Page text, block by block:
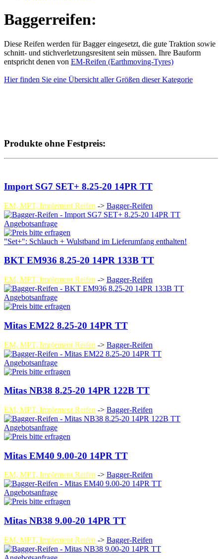
Baggerreifen:
Diese Reifen werden für Bagger eingesetzt, die gute Traktion sowie
schnitt- und stichverletzungsresitent sein müssen. Ihre Bauform
entspricht denen von EM-Reifen (Earthmoving-Tyres)
Hier finden Sie eine Übersicht aller Größen dieser Kategorie
Produkte ohne Festpreis:
Import SG7 SET+ 8.25-20 14PR TT
EM, MPT, Implement Reifen -> Bagger-Reifen
Angebotsanfrage
"Set+": Schlauch + Wulstband im Lieferumfang enthalten!
BKT EM936 8.25-20 14PR 133B TT
EM, MPT, Implement Reifen -> Bagger-Reifen
Angebotsanfrage
Mitas EM22 8.25-20 14PR TT
EM, MPT, Implement Reifen -> Bagger-Reifen
Angebotsanfrage
Mitas NB38 8.25-20 14PR 122B TT
EM, MPT, Implement Reifen -> Bagger-Reifen
Angebotsanfrage
Mitas EM40 9.00-20 14PR TT
EM, MPT, Implement Reifen -> Bagger-Reifen
Angebotsanfrage
Mitas NB38 9.00-20 14PR TT
EM, MPT, Implement Reifen -> Bagger-Reifen